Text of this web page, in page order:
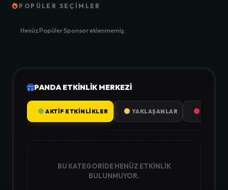
POPÜLER SEÇİMLER
Henüz Popüler Sponsor eklenmemiş.
PANDA ETKİNLİK MERKEZİ
AKTIF ETKINLIKLER YAKLAŞANLAR
BU KATEGORIDE HENÜZ ETKINLIK
BULUNMUYOR.